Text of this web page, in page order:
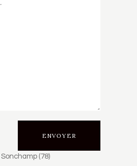
Sonchamp (78)